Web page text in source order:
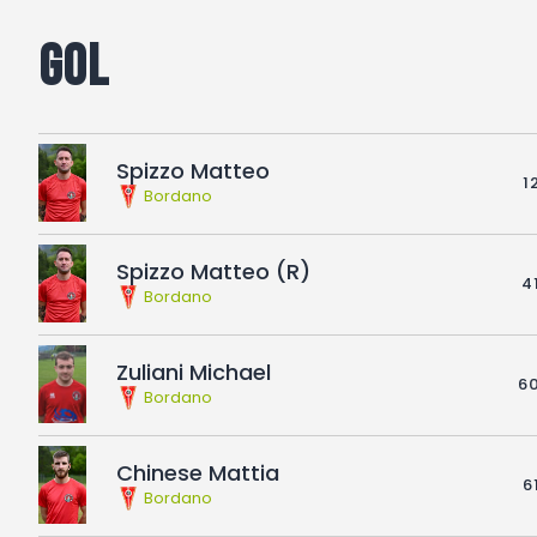
Gol
Spizzo Matteo
Bordano
Spizzo Matteo (R)
Bordano
Zuliani Michael
Bordano
Chinese Mattia
Bordano